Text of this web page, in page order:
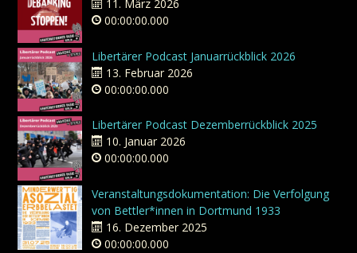
11. März 2026
00:00:00.000
Libertärer Podcast Januarrückblick 2026
13. Februar 2026
00:00:00.000
Libertärer Podcast Dezemberrückblick 2025
10. Januar 2026
00:00:00.000
Veranstaltungsdokumentation: Die Verfolgung
von Bettler*innen in Dortmund 1933
16. Dezember 2025
00:00:00.000